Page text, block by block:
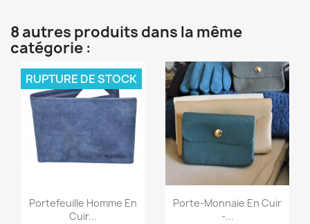
8 autres produits dans la même
catégorie :
Aperçu rapide
Portefeuille Homme En
Cuir...
RUPTURE DE STOCK
Aperçu rapide
Porte-Monnaie En Cuir
-...